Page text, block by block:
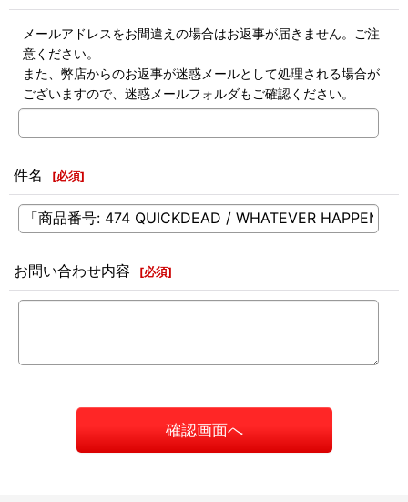
メールアドレスをお間違えの場合はお返事が届きません。ご注
意ください。
また、弊店からのお返事が迷惑メールとして処理される場合が
ございますので、迷惑メールフォルダもご確認ください。
件名 [必須]
お問い合わせ内容 [必須]
確認画面へ